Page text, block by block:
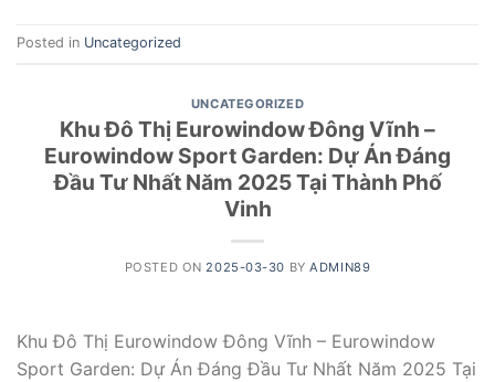
Posted in Uncategorized
UNCATEGORIZED
Khu Đô Thị Eurowindow Đông Vĩnh –
Eurowindow Sport Garden: Dự Án Đáng
Đầu Tư Nhất Năm 2025 Tại Thành Phố
Vinh
POSTED ON2025-03-30 BYADMIN89
Khu Đô Thị Eurowindow Đông Vĩnh – Eurowindow
Sport Garden: Dự Án Đáng Đầu Tư Nhất Năm 2025 Tại